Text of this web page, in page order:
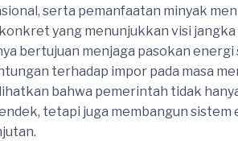
serta pemanfaatan minyak
yang menunjukkan visi
bertujuan menjaga pasokan
terhadap impor pada masa
bahwa pemerintah tidak
tetapi juga membangun sistem